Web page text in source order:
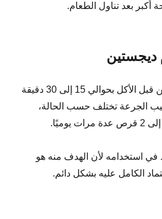
بعد تناول الطعام.
ديجستين
عادة يتم تناول ديجستين قبل الأكل بحوالي 15 إلى 30 دقيقة
الجرعة تختلف حسب الحالة،
في استخدامه لأن الهدف منه هو
الكامل عليه بشكل دائم.